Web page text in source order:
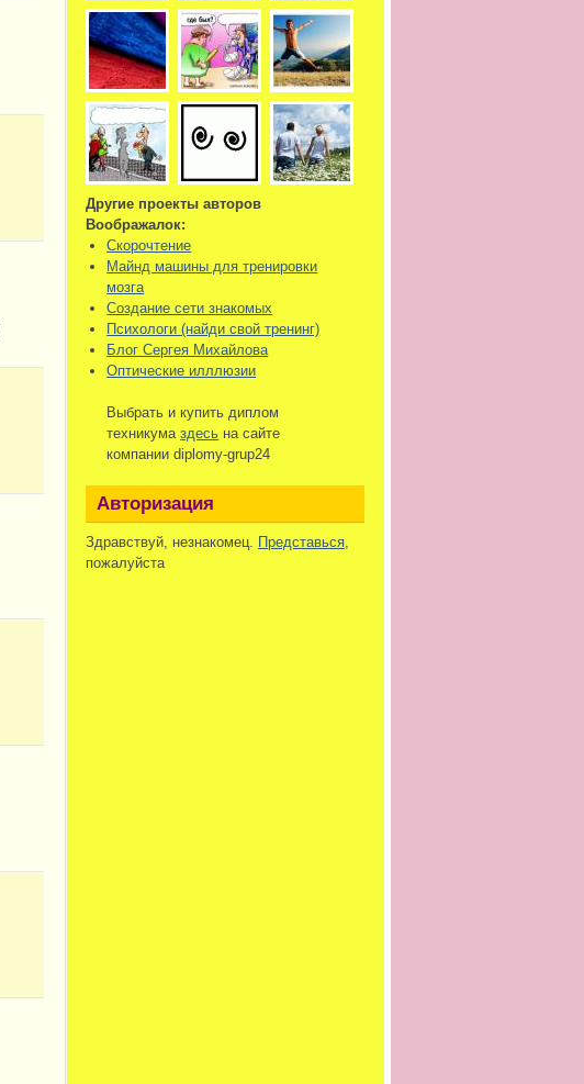
Другие проекты авторов
Воображалок:
Скорочтение
Майнд машины для тренировки
мозга
Создание сети знакомых
Психологи (найди свой тренинг)
Блог Сергея Михайлова
Оптические илллюзии
Выбрать и купить диплом
техникумаздесь на сайте
компании diplomy-grup24
Авторизация
Здравствуй, незнакомец. Представься,
пожалуйста